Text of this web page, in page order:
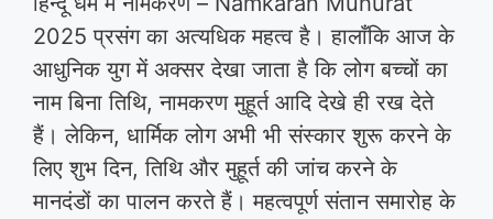
2025 प्रसंग का अत्यधिक महत्व है। हालाँकि आज के
आधुनिक युग में अक्सर देखा जाता है कि लोग बच्चों का
नाम बिना तिथि, नामकरण मुहूर्त आदि देखे ही रख देते
हैं। लेकिन, धार्मिक लोग अभी भी संस्कार शुरू करने के
लिए शुभ दिन, तिथि और मुहूर्त की जांच करने के
मानदंडों का पालन करते हैं। महत्वपूर्ण संतान समारोह के